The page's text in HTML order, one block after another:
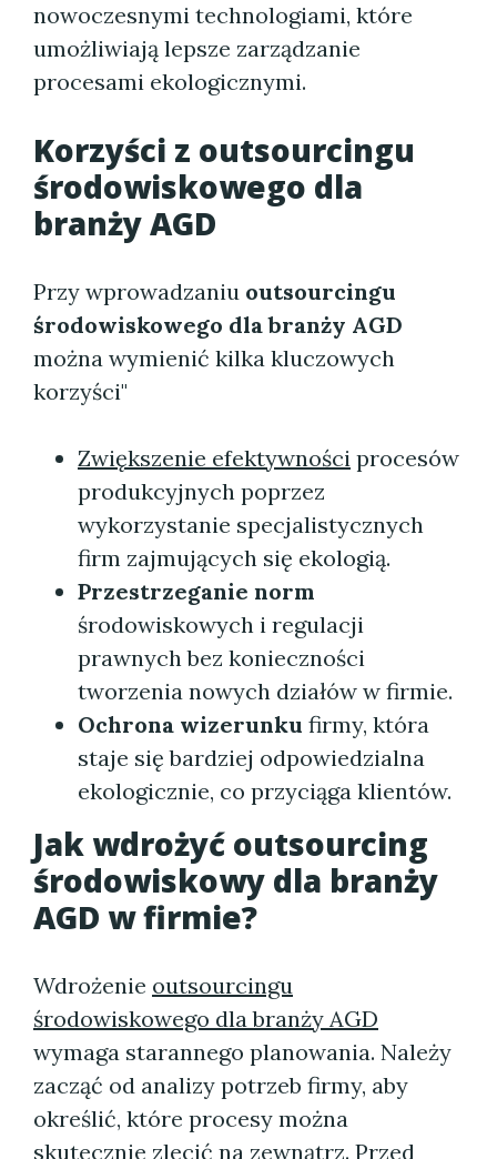
nowoczesnymi technologiami, które
umożliwiają lepsze zarządzanie
procesami ekologicznymi.
Korzyści z outsourcingu
środowiskowego dla
branży AGD
Przy wprowadzaniu outsourcingu
środowiskowego dla branży AGD
można wymienić kilka kluczowych
korzyści"
Zwiększenie efektywności procesów
produkcyjnych poprzez
wykorzystanie specjalistycznych
firm zajmujących się ekologią.
Przestrzeganie norm
środowiskowych i regulacji
prawnych bez konieczności
tworzenia nowych działów w firmie.
Ochrona wizerunku firmy, która
staje się bardziej odpowiedzialna
ekologicznie, co przyciąga klientów.
Jak wdrożyć outsourcing
środowiskowy dla branży
AGD w firmie?
Wdrożenie outsourcingu
środowiskowego dla branży AGD
wymaga starannego planowania. Należy
zacząć od analizy potrzeb firmy, aby
określić, które procesy można
skutecznie zlecić na zewnątrz. Przed